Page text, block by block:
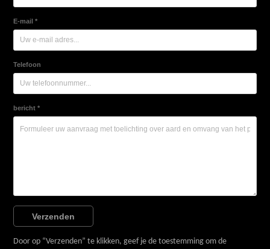
E-mail *
Telefoon
bericht *
Verzenden
Door op “Verzenden” te klikken, geef je de toestemming om de